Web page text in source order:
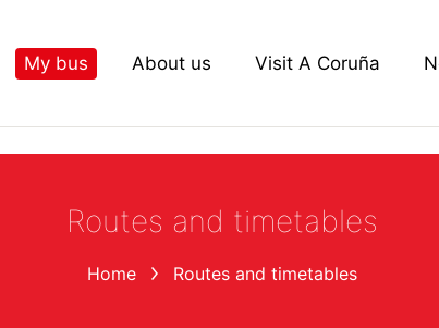
My bus About us Visit A Coruña
Routes and timetables
Home Routes and timetables